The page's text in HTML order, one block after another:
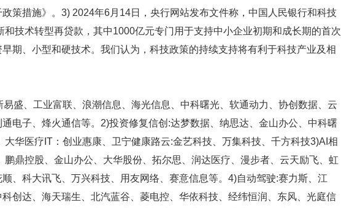
策措施》。3) 2024年6月14日，央行网站发布文件称，中国人民银行和科技
技术转型再贷款，其中1000亿元专门用于支持中小企业初期和成长期的首次
期、小型和硬技术。我们认为，科技政策的持续支持将有利于科技产业及相
盛、工业富联、浪潮信息、海光信息、中科曙光、软通动力、协创数据、云
电子、烽火通信等。2)投资修复信创:达梦数据、纳思达、金山办公、中科曙
华医疗IT：创业惠康、卫宁健康路云:金艺科技、万集科技、千方科技3)AI相
鼎控股、金山办公、大华股份、拓尔思、润达医疗、漫步者、云天励飞、虹
、科大讯飞、万兴科技、用友网络、赛意信息等。4)自动驾驶:赛力斯、江
创达、海天瑞生、北汽蓝谷、菱电控、华依科技、经纬恒润、东风、光庭信